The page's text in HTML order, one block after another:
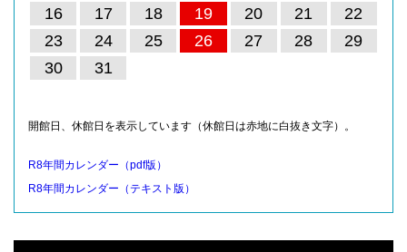
16
17 18 19 20 21
22
23
24 25 26 27 28
29
30
31
開館日、休館日を表示しています（休館日は赤地に白抜き文字）。
R8年間カレンダー（pdf版）
R8年間カレンダー（テキスト版）